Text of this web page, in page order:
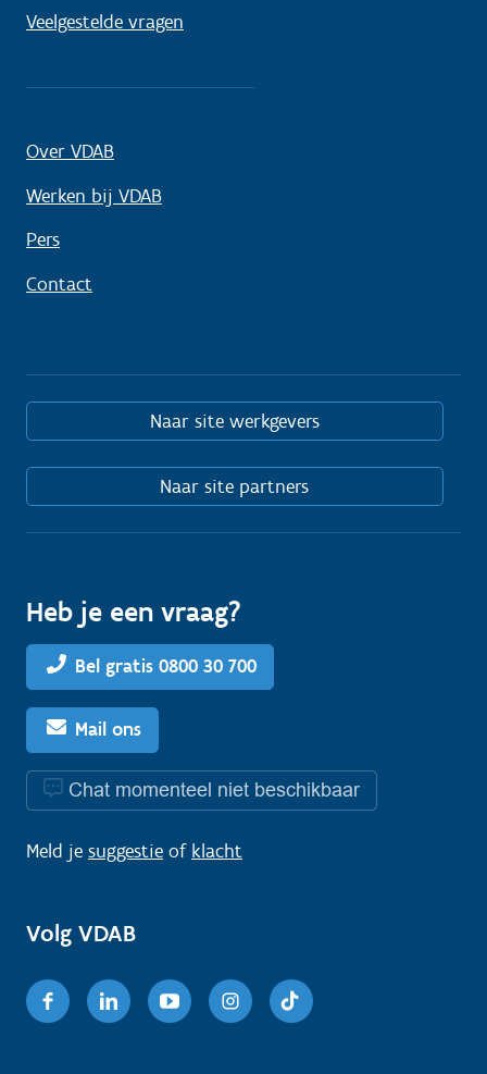
Veelgestelde vragen
Over VDAB
Werken bij VDAB
Pers
Contact
Naar site werkgevers
Naar site partners
Heb je een vraag?
Bel gratis 0800 30 700
Mail ons
Chat momenteel niet beschikbaar
Meld je suggestie of klacht
Volg VDAB
FacebookLinkedinYoutubeInstagram